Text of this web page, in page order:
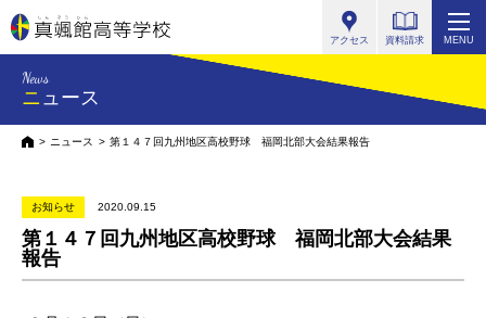
アクセス 資料請求 MENU
News
ニュース
HOMEニュース 第１４７回九州地区高校野球 福岡北部大会結果報告
お知らせ 2020.09.15
第１４７回九州地区高校野球 福岡北部大会結果
報告